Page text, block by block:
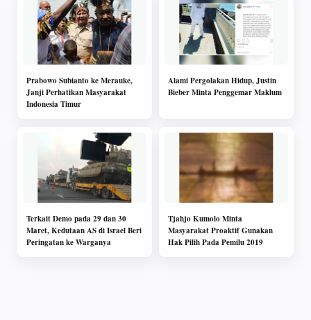
Prabowo Subianto ke Merauke,
Janji Perhatikan Masyarakat
Indonesia Timur
Alami Pergolakan Hidup, Justin
Bieber Minta Penggemar Maklum
Terkait Demo pada 29 dan 30
Maret, Kedutaan AS di Israel Beri
Peringatan ke Warganya
Tjahjo Kumolo Minta
Masyarakat Proaktif Gunakan
Hak Pilih Pada Pemilu 2019